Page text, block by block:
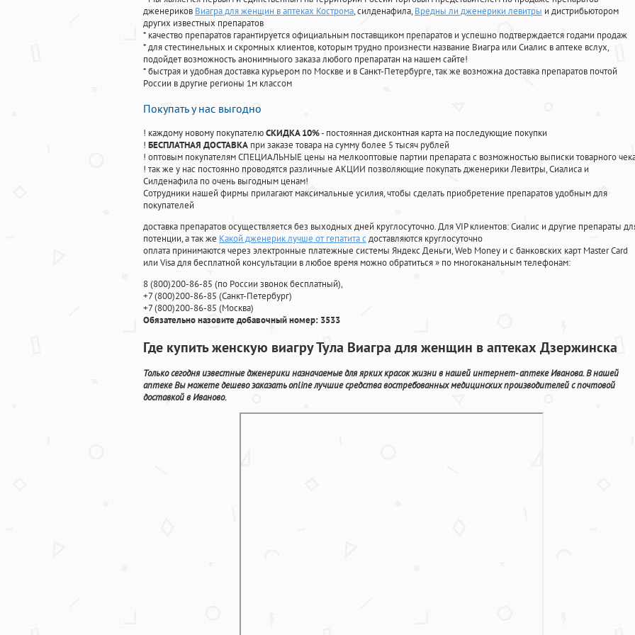
дженериков Виагра для женщин в аптеках Кострома, силденафила, Вредны ли дженерики левитры и дистрибьютором
других известных препаратов
* качество препаратов гарантируется официальным поставщиком препаратов и успешно подтверждается годами продаж
* для стестинельных и скромных клиентов, которым трудно произнести название Виагра или Сиалис в аптеке вслух,
подойдет возможность анонимныого заказа любого препаратан на нашем сайте!
* быстрая и удобная доставка курьером по Москве и в Санкт-Петербурге, так же возможна доставка препаратов почтой
России в другие регионы 1м классом
Покупать у нас выгодно
! каждому новому покупателюСКИДКА 10%- постоянная дисконтная карта на последующие покупки
! БЕСПЛАТНАЯ ДОСТАВКА при заказе товара на сумму более 5 тысяч рублей
! оптовым покупателям СПЕЦИАЛЬНЫЕ цены на мелкооптовые партии препарата с возможностью выписки товарного
! так же у нас постоянно проводятся различные АКЦИИ позволяющие покупать дженерики Левитры, Сиалиса и
Силденафила по очень выгодным ценам!
Cотрудники нашей фирмы прилагают максимальные усилия, чтобы сделать приобретение препаратов удобным для
покупателей
доставка препаратов осуществляется без выходных дней круглосуточно. Для VIP клиентов: Сиалис и другие препараты
потенции, а так же Какой дженерик лучше от гепатита сдоставляются круглосуточно
оплата принимаются через электронные платежные системы Яндекс Деньги, Web Money и с банковских карт Master Card
или Visa для бесплатной консультации в любое время можно обратиться» по многоканальным телефонам:
8(800)200-86-85 (по России звонок бесплатный),
+7(800)200-86-85 (Санкт-Петербург)
+7(800)200-86-85 (Москва)
Обязательно назовите добавочный номер: 3533
Где купить женскую виагру Тула Виагра для женщин в аптеках Дзержинска
Только сегодня известные дженерики назначаемые для ярких красок жизни в нашей интернет- аптеке Иванова. В нашей
аптеке Вы можете дешево заказать online лучшие средства востребованных медицинских производителей с почтовой
доставкой в Иваново.